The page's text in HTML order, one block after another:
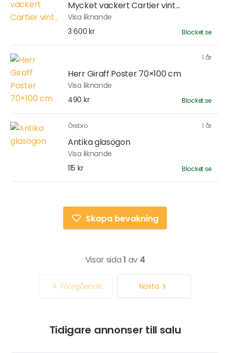
Mycket vackert Cartier vint...
Visa liknande
3 600 kr
Blocket.se
1 år
Herr Giraff Poster 70×100 cm
Visa liknande
490 kr
Blocket.se
Örebro 1 år
Antika glasögon
Visa liknande
115 kr
Blocket.se
Skapa bevakning
Visar sida1 av 4
Föregående Nästa
Tidigare annonser till salu